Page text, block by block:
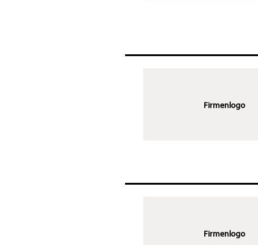
Firmenlogo
Firmenlogo